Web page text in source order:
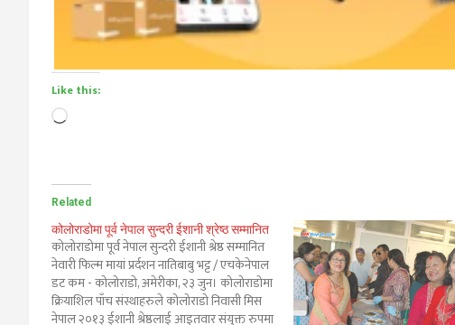
Like this:
Loading…
Related
कोलोराडोमा पूर्व नेपाल सुन्दरी ईशानी श्रेष्ठ सम्मानित
कोलोराडोमा पूर्व नेपाल सुन्दरी ईशानी श्रेष्ठ सम्मानित
नेवारी फिल्म मायां प्रर्दशन नातिबाबु भट्ट / एचकेनेपाल
डट कम - कोलोराडो, अमेरीका, २३ जुन। कोलोराडोमा
क्रियाशिल पाँच संस्थाहरुले कोलोराडो निवासी मिस
नेपाल २०१३ ईशानी श्रेष्ठलाई आइतवार संयुक्त रुपमा